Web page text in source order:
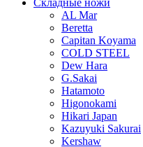
Складные ножи
AL Mar
Beretta
Capitan Koyama
COLD STEEL
Dew Hara
G.Sakai
Hatamoto
Higonokami
Hikari Japan
Kazuyuki Sakurai
Kershaw